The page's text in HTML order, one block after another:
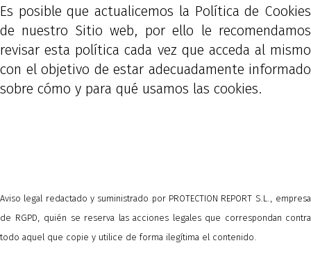
Es posible que actualicemos la Política de Cookies
de nuestro Sitio web, por ello le recomendamos
revisar esta política cada vez que acceda al mismo
con el objetivo de estar adecuadamente informado
sobre cómo y para qué usamos las cookies.
Aviso legal redactado y suministrado por PROTECTION REPORT S.L., empresa
de RGPD, quién se reserva las acciones legales que correspondan contra
todo aquel que copie y utilice de forma ilegítima el contenido.